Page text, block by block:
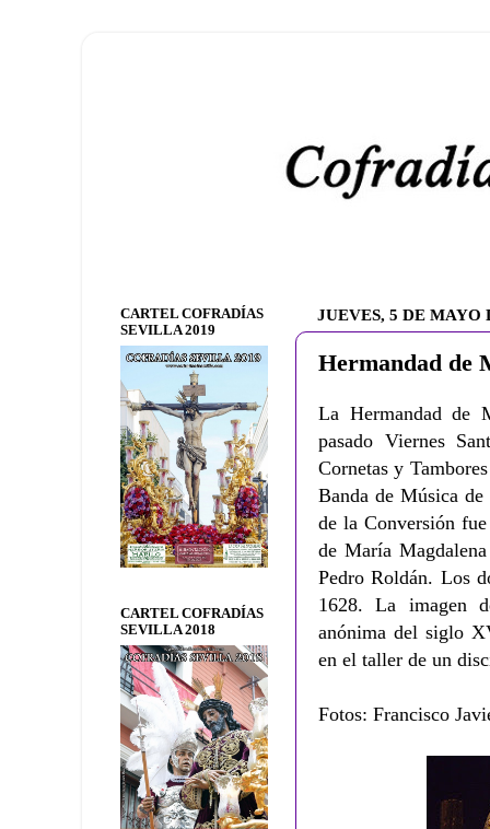
JUEVES, 5 DE MAYO
Hermandad de
La Hermandad de
pasado Viernes
Cornetas y
Banda de Música
de la Conversión
de María
Pedro Roldán. Los
1628. La imagen
anónima del siglo
en el taller de un
Fotos: Francisco
CARTEL COFRADÍAS
SEVILLA 2019
CARTEL COFRADÍAS
SEVILLA 2018